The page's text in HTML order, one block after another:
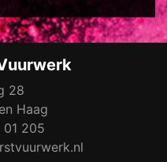
28
Haag
205